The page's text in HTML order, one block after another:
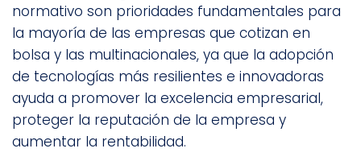
normativo son prioridades fundamentales para
la mayoría de las empresas que cotizan en
bolsa y las multinacionales, ya que la adopción
de tecnologías más resilientes e innovadoras
ayuda a promover la excelencia empresarial,
proteger la reputación de la empresa y
aumentar la rentabilidad.